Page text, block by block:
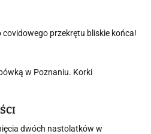
przekrętu bliskie końca!
w Poznaniu. Korki
dwóch nastolatków w